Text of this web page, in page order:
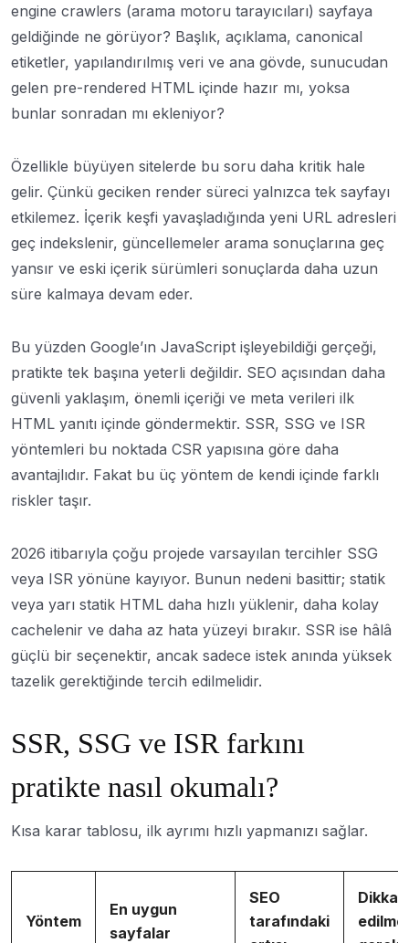
engine crawlers (arama motoru tarayıcıları) sayfaya
geldiğinde ne görüyor? Başlık, açıklama, canonical
etiketler, yapılandırılmış veri ve ana gövde, sunucudan
gelen pre-rendered HTML içinde hazır mı, yoksa
bunlar sonradan mı ekleniyor?
Özellikle büyüyen sitelerde bu soru daha kritik hale
gelir. Çünkü geciken render süreci yalnızca tek sayfayı
etkilemez. İçerik keşfi yavaşladığında yeni URL adresleri
geç indekslenir, güncellemeler arama sonuçlarına geç
yansır ve eski içerik sürümleri sonuçlarda daha uzun
süre kalmaya devam eder.
Bu yüzden Google’ın JavaScript işleyebildiği gerçeği,
pratikte tek başına yeterli değildir. SEO açısından daha
güvenli yaklaşım, önemli içeriği ve meta verileri ilk
HTML yanıtı içinde göndermektir. SSR, SSG ve ISR
yöntemleri bu noktada CSR yapısına göre daha
avantajlıdır. Fakat bu üç yöntem de kendi içinde farklı
riskler taşır.
2026 itibarıyla çoğu projede varsayılan tercihler SSG
veya ISR yönüne kayıyor. Bunun nedeni basittir; statik
veya yarı statik HTML daha hızlı yüklenir, daha kolay
cachelenir ve daha az hata yüzeyi bırakır. SSR ise hâlâ
güçlü bir seçenektir, ancak sadece istek anında yüksek
tazelik gerektiğinde tercih edilmelidir.
SSR, SSG ve ISR farkını
pratikte nasıl okumalı?
Kısa karar tablosu, ilk ayrımı hızlı yapmanızı sağlar.
Yöntem
En uygun
sayfalar
SEO
tarafındaki
Dikkat